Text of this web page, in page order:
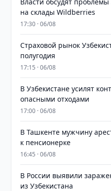
на склады Wildberries
17:30 · 06/08
Страховой рынок
полугодия
17:15 · 06/08
В Узбекистане усилят
опасными отходами
17:00 · 06/08
В Ташкенте мужчину
к пенсионерке
16:45 · 06/08
В России выявили
из Узбекистана